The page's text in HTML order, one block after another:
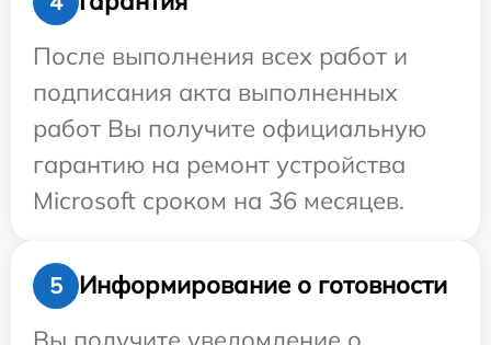
После выполнения всех работ и
подписания акта выполненных
работ Вы получите официальную
гарантию на ремонт устройства
Microsoft сроком на 36 месяцев.
5
Информирование о готовности